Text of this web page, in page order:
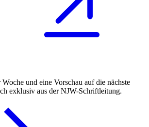
und eine Vorschau auf die nächste
exklusiv aus der NJW-Schriftleitung.